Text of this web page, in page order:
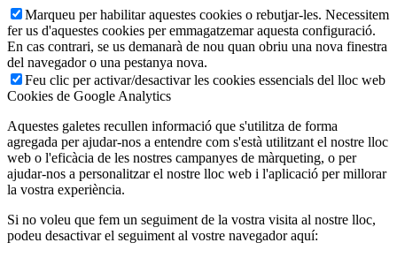
Marqueu per habilitar aquestes cookies o rebutjar-les. Necessitem
fer us d'aquestes cookies per emmagatzemar aquesta configuració.
En cas contrari, se us demanarà de nou quan obriu una nova finestra
del navegador o una pestanya nova.
Feu clic per activar/desactivar les cookies essencials del lloc web
Cookies de Google Analytics
Aquestes galetes recullen informació que s'utilitza de forma
agregada per ajudar-nos a entendre com s'està utilitzant el nostre lloc
web o l'eficàcia de les nostres campanyes de màrqueting, o per
ajudar-nos a personalitzar el nostre lloc web i l'aplicació per millorar
la vostra experiència.
Si no voleu que fem un seguiment de la vostra visita al nostre lloc,
podeu desactivar el seguiment al vostre navegador aquí: